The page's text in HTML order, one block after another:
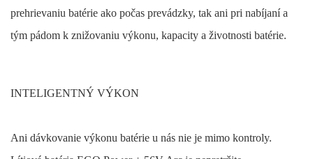
prehrievaniu batérie ako počas prevádzky, tak ani pri nabíjaní a
tým pádom k znižovaniu výkonu, kapacity a životnosti batérie.
INTELIGENTNÝ VÝKON
Ani dávkovanie výkonu batérie u nás nie je mimo kontroly.